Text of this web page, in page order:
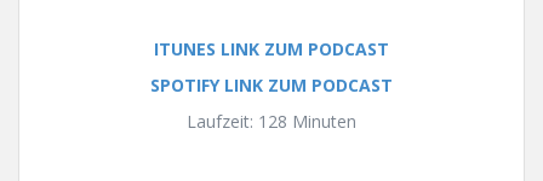
ITUNES LINK ZUM PODCAST
SPOTIFY LINK ZUM PODCAST
Laufzeit: 128 Minuten